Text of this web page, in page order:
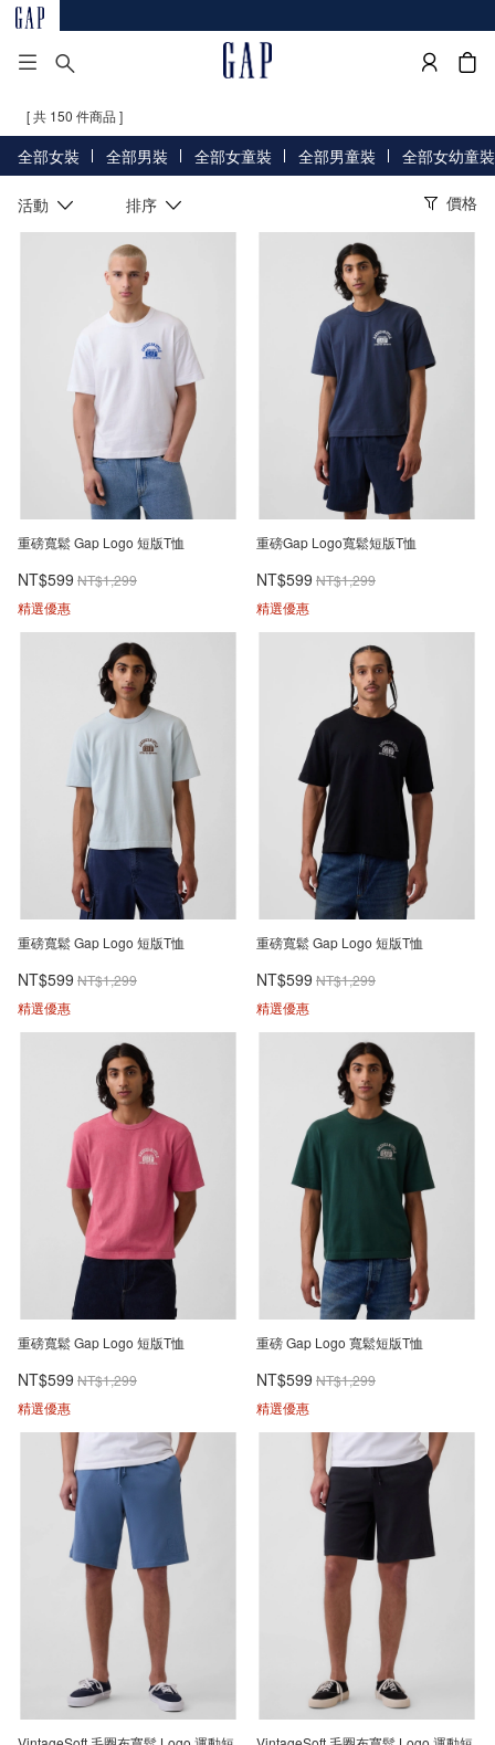
[ 共 150 件商品 ]
全部女裝 全部男裝 全部女童裝 全部男童裝 全部女幼童裝
活動 排序 價格
重磅寬鬆 Gap Logo 短版T恤
NT$599 NT$1,299
精選優惠
重磅Gap Logo寬鬆短版T恤
NT$599 NT$1,299
精選優惠
重磅寬鬆 Gap Logo 短版T恤
NT$599 NT$1,299
精選優惠
重磅寬鬆 Gap Logo 短版T恤
NT$599 NT$1,299
精選優惠
重磅寬鬆 Gap Logo 短版T恤
NT$599 NT$1,299
精選優惠
重磅 Gap Logo 寬鬆短版T恤
NT$599 NT$1,299
精選優惠